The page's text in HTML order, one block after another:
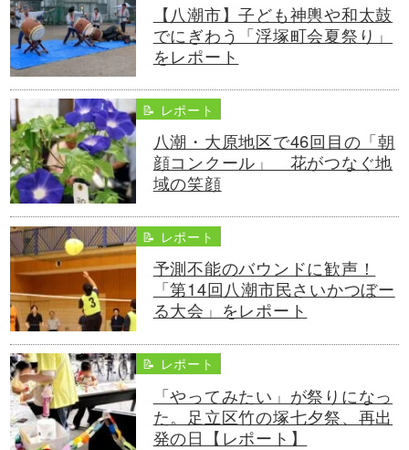
【八潮市】子ども神輿や和太鼓
でにぎわう「浮塚町会夏祭り」
をレポート
📝 レポート
八潮・大原地区で46回目の「朝
顔コンクール」 花がつなぐ地
域の笑顔
📝 レポート
予測不能のバウンドに歓声！
「第14回八潮市民さいかつぼー
る大会」をレポート
📝 レポート
「やってみたい」が祭りになっ
た。足立区竹の塚七夕祭、再出
発の日【レポート】